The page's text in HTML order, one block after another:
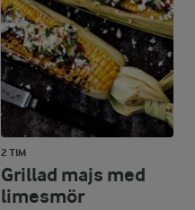
2 TIM
Grillad majs med
limesmör